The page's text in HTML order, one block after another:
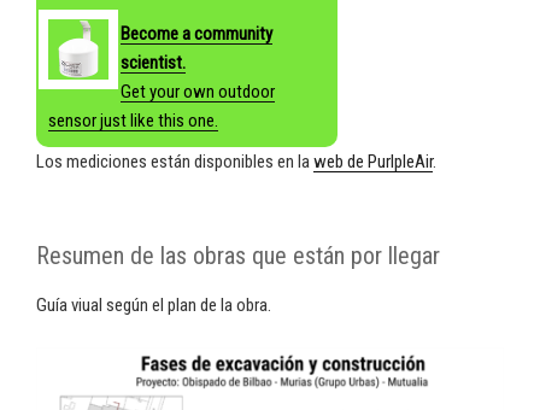
Become a community
scientist.
Get your own outdoor
sensor just like this one.
Los mediciones están disponibles en la web de PurlpleAir.
Resumen de las obras que están por llegar
Guía viual según el plan de la obra.